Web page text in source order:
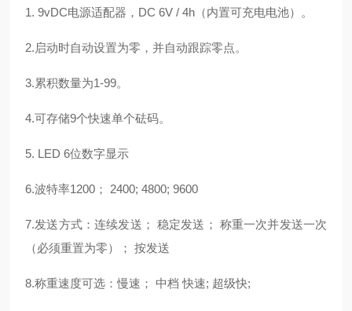
1. 9vDC电源适配器，DC 6V / 4h（内置可充电电池）。
2.启动时自动设置为零，并自动跟踪零点。
3.累积数量为1-99。
4.可存储9个快速单个砝码。
5. LED 6位数字显示
6.波特率1200； 2400; 4800; 9600
7.发送方式：连续发送； 稳定发送； 称重一次并发送一次
（必须重置为零）； 按发送
8.称重速度可选：慢速； 中档 快速; 超级快;